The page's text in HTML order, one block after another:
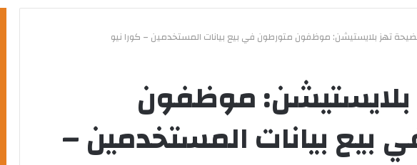
تهز بلايستيشن: موظفون متورطون في بيع بيانات المستخدمين – كورا نيو
موظفون
بيع بيانات المستخدمين –